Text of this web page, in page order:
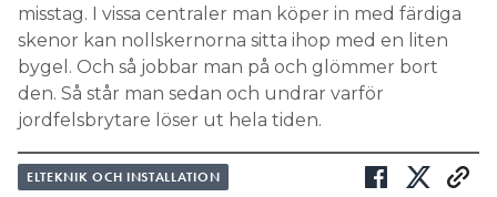
misstag. I vissa centraler man köper in med färdiga
skenor kan nollskernorna sitta ihop med en liten
bygel. Och så jobbar man på och glömmer bort
den. Så står man sedan och undrar varför
jordfelsbrytare löser ut hela tiden.
ELTEKNIK OCH INSTALLATION